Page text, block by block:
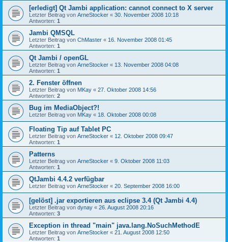
[erledigt] Qt Jambi application: cannot connect to X server
Letzter Beitrag von ArneStocker « 30. November 2008 10:18
Antworten: 1
Jambi QMSQL
Letzter Beitrag von ChMaster « 16. November 2008 01:45
Antworten: 1
Qt Jambi / openGL
Letzter Beitrag von ArneStocker « 13. November 2008 04:08
Antworten: 1
2. Fenster öffnen
Letzter Beitrag von MKay « 27. Oktober 2008 14:56
Antworten: 2
Bug im MediaObject?!
Letzter Beitrag von MKay « 18. Oktober 2008 00:08
Floating Tip auf Tablet PC
Letzter Beitrag von ArneStocker « 12. Oktober 2008 09:47
Antworten: 1
Patterns
Letzter Beitrag von ArneStocker « 9. Oktober 2008 11:03
Antworten: 1
QtJambi 4.4.2 verfügbar
Letzter Beitrag von ArneStocker « 20. September 2008 16:00
[gelöst] .jar exportieren aus eclipse 3.4 (Qt Jambi 4.4)
Letzter Beitrag von dynay « 26. August 2008 20:16
Antworten: 3
Exception in thread "main" java.lang.NoSuchMethodE
Letzter Beitrag von ArneStocker « 21. August 2008 12:50
Antworten: 1